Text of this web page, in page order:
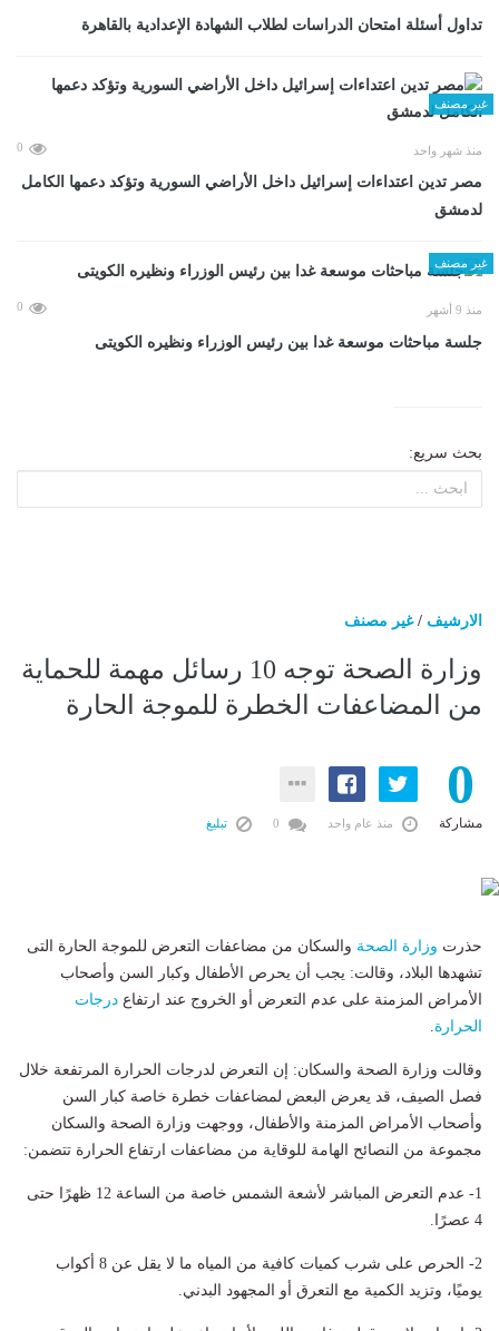
تداول أسئلة امتحان الدراسات لطلاب الشهادة الإعدادية بالقاهرة
غير مصنف
منذ شهر واحد 0
مصر تدين اعتداءات إسرائيل داخل الأراضي السورية وتؤكد دعمها الكامل
لدمشق
غير مصنف
منذ 9 أشهر 0
جلسة مباحثات موسعة غدا بين رئيس الوزراء ونظيره الكويتى
بحث سريع:
الارشيف /غير مصنف
وزارة الصحة توجه 10 رسائل مهمة للحماية
من المضاعفات الخطرة للموجة الحارة
0
مشاركة منذ عام واحد تبليغ
حذرت وزارة الصحة والسكان من مضاعفات التعرض للموجة الحارة التى
تشهدها البلاد، وقالت: يجب أن يحرص الأطفال وكبار السن وأصحاب
الأمراض المزمنة على عدم التعرض أو الخروج عند ارتفاع درجات
الحرارة
وقالت وزارة الصحة والسكان: إن التعرض لدرجات الحرارة المرتفعة خلال
فصل الصيف، قد يعرض البعض لمضاعفات خطرة خاصة كبار السن
وأصحاب الأمراض المزمنة والأطفال، ووجهت وزارة الصحة والسكان
مجموعة من النصائح الهامة للوقاية من مضاعفات ارتفاع الحرارة تتضمن:
1- عدم التعرض المباشر لأشعة الشمس خاصة من الساعة 12 ظهرًا حتى
4 عصرًا.
2- الحرص على شرب كميات كافية من المياه ما لا يقل عن 8 أكواب
يوميًا، وتزيد الكمية مع التعرق أو المجهود البدني.